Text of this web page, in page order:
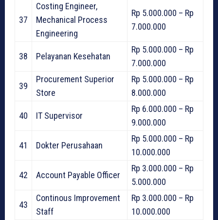
37
Costing Engineer,
Mechanical Process
Engineering
Rp 5.000.000 – Rp
7.000.000
38 Pelayanan Kesehatan
Rp 5.000.000 – Rp
7.000.000
39
Procurement Superior
Store
Rp 5.000.000 – Rp
8.000.000
40 IT Supervisor
Rp 6.000.000 – Rp
9.000.000
41 Dokter Perusahaan
Rp 5.000.000 – Rp
10.000.000
42 Account Payable Officer
Rp 3.000.000 – Rp
5.000.000
43
Continous Improvement
Staff
Rp 3.000.000 – Rp
10.000.000